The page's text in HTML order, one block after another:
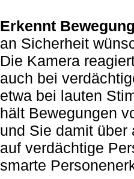
Erkennt
an Sicherheit
Die Kamera
auch bei
etwa bei lauten
hält Bewegungen
und Sie damit über
auf verdächtige
smarte